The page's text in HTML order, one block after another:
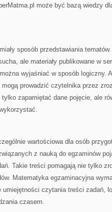
może być bazą wiedzy
sposób przedstawiania
ale materiały publikowane w
wyjaśniać w sposób logiczny.
prowadzić czytelnika przez
zapamiętać dane pojęcie, ale
wartościowa dla osób
z nauką do egzaminów
Takie treści pomagają nie tylko
Matematyka egzaminacyjna
umiejętności czytania treści zadań,
czasem.